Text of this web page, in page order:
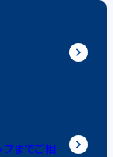
フまでご相